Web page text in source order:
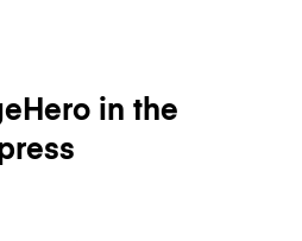
in the